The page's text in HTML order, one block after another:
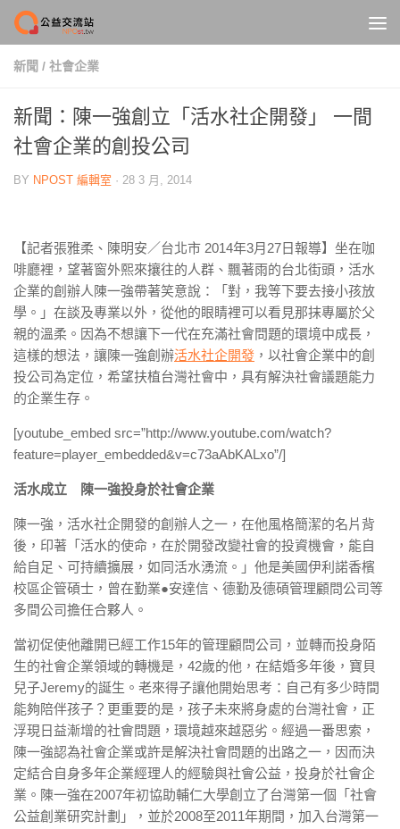
Skip to content
新聞 / 社會企業
新聞：陳一強創立「活水社企開發」 一間
社會企業的創投公司
BY NPOST 編輯室 · 28 3 月, 2014
【記者張雅柔、陳明安／台北市 2014年3月27日報導】坐在咖
啡廳裡，望著窗外熙來攘往的人群、飄著雨的台北街頭，活水
企業的創辦人陳一強帶著笑意說：「對，我等下要去接小孩放
學。」在談及專業以外，從他的眼睛裡可以看見那抹專屬於父
親的溫柔。因為不想讓下一代在充滿社會問題的環境中成長，
這樣的想法，讓陳一強創辦活水社企開發 ，以社會企業中的創
投公司為定位，希望扶植台灣社會中，具有解決社會議題能力
的企業生存。
[youtube_embed src=”http://www.youtube.com/watch?
feature=player_embedded&v=c73aAbKALxo”/]
活水成立 陳一強投身於社會企業
陳一強，活水社企開發的創辦人之一，在他風格簡潔的名片背
後，印著「活水的使命，在於開發改變社會的投資機會，能自
給自足、可持續擴展，如同活水湧流。」他是美國伊利諾香檳
校區企管碩士，曾在勤業●安達信、德勤及德碩管理顧問公司等
多間公司擔任合夥人。
當初促使他離開已經工作15年的管理顧問公司，並轉而投身陌
生的社會企業領域的轉機是，42歲的他，在結婚多年後，寶貝
兒子Jeremy的誕生。老來得子讓他開始思考：自己有多少時間
能夠陪伴孩子？更重要的是，孩子未來將身處的台灣社會，正
浮現日益漸增的社會問題，環境越來越惡劣。經過一番思索，
陳一強認為社會企業或許是解決社會問題的出路之一，因而決
定結合自身多年企業經理人的經驗與社會公益，投身於社會企
業。陳一強在2007年初協助輔仁大學創立了台灣第一個「社會
公益創業研究計劃」，並於2008至2011年期間，加入台灣第一